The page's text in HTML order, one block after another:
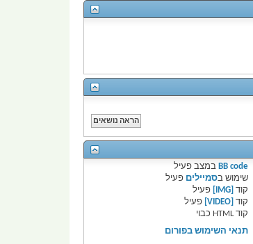
BB code במצב פעיל
שימוש בסמיילים פעיל
קוד [IMG]
פעיל
קוד [VIDEO]
פעיל
קוד HTML
כבוי
תנאי השימוש בפורום